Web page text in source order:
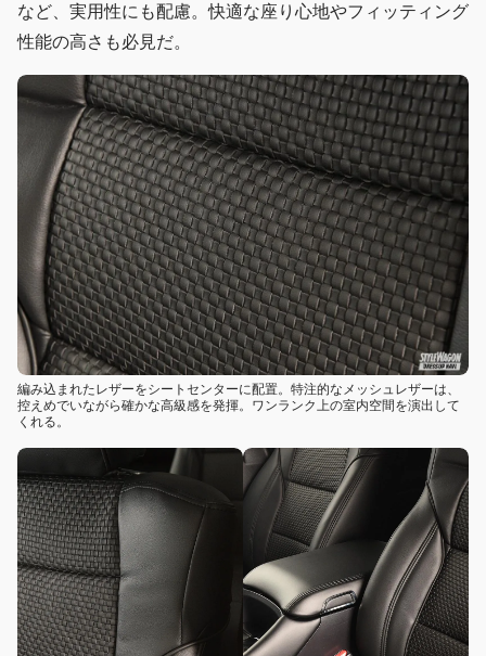
など、実用性にも配慮。快適な座り心地やフィッティング
性能の高さも必見だ。
編み込まれたレザーをシートセンターに配置。特注的なメッシュレザーは、
控えめでいながら確かな高級感を発揮。ワンランク上の室内空間を演出して
くれる。